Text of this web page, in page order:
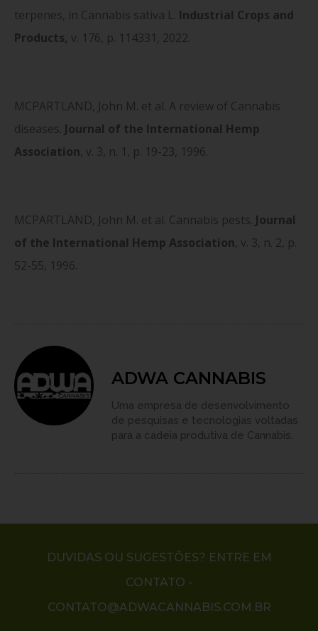
terpenes, in Cannabis sativa L. Industrial Crops and
Products, v. 176, p. 114331, 2022.
MCPARTLAND, John M. et al. A review of Cannabis
diseases. Journal of the International Hemp
Association , v. 3, n. 1, p. 19-23, 1996.
MCPARTLAND, John M. et al. Cannabis pests. Journal
of the International Hemp Association , v. 3, n. 2, p.
52-55, 1996.
ADWA CANNABIS
Uma empresa de desenvolvimento
de pesquisas e tecnologias voltadas
para a cadeia produtiva de Cannabis.
DUVIDAS OU SUGESTÕES? ENTRE EM
CONTATO -
CONTATO@ADWACANNABIS.COM.BR